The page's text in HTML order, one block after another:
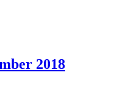
2018